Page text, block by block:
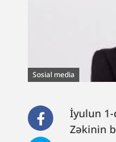
Sosial media
İyulun 1-
Zəkinin